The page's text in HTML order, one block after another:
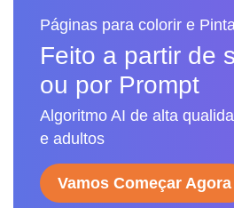
Páginas para colorir e
Feito a partir de
ou por Prompt
Algoritmo AI de alta
e adultos
Vamos Começar Agora